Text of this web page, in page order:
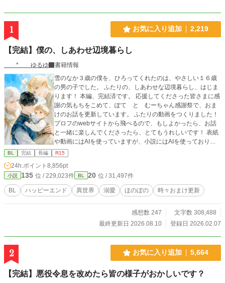
1 お気に入り追加 2,219
【完結】僕の、しあわせ辺境暮らし
* ゆるゆ
書籍情報
雪のなか３歳の僕を、ひろってくれたのは、やさしい１６歳
の男の子でした。 ふたりの、しあわせな辺境暮らし、はじま
ります！ 本編、完結済です。 応援してくださった皆さまに感
謝の気もちをこめて、ぽて と むーちゃん感謝祭で、おま
けのお話を更新しています。 ふたりの動画をつくりました！
プロフのwebサイトから飛べるので、もしよかったら、お話
と一緒に楽しんでくださったら、とてもうれしいです！ 表紙
や動画にはAIを使っていますが、小説にはAIを使っておりま
せん 皆さまの応援のおかげで『もふもふ獣人に転生したら、
最愛の推しに溺愛されています』書籍化、心から、ありがと
うございます！
BL 完結 長編 R15
24h.ポイント 8,856pt
小説 135 位 / 229,023件 BL 20 位 / 31,497件
BL ハッピーエンド 異世界 溺愛 ほのぼの 時々おまけ更新
感想数 247
文字数 308,488
最終更新日 2026.08.10
登録日 2026.02.07
2 お気に入り追加 5,664
【完結】悪役令息を改めたら皆の様子がおかしいです？